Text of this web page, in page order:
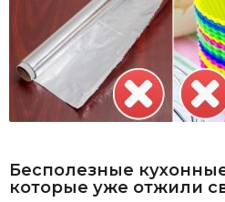
Бесполезные
которые уже отжили